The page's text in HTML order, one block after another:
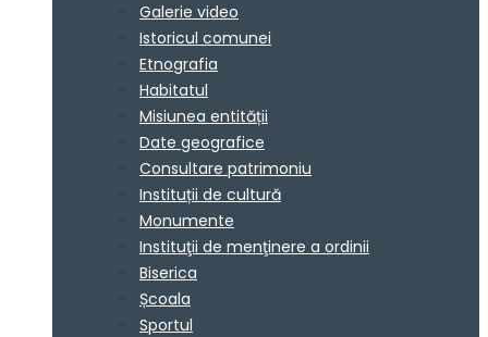
Galerie video
Istoricul comunei
Etnografia
Habitatul
Misiunea entității
Date geografice
Consultare patrimoniu
Instituții de cultură
Monumente
Instituţii de menţinere a ordinii
Biserica
Școala
Sportul